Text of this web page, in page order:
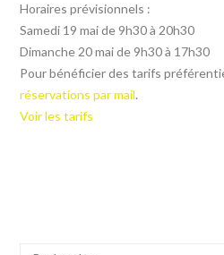
Horaires prévisionnels :
Samedi 19 mai de 9h30 à 20h30
Dimanche 20 mai de 9h30 à 17h30
Pour bénéficier des tarifs
réservations par mail.
Voir les tarifs